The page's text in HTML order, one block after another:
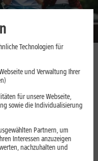
Technologien für
und Verwaltung Ihrer
für unsere Webseite,
sowie die Individualisierung
Partnern, um
Interessen anzuzeigen
nachzuhalten und